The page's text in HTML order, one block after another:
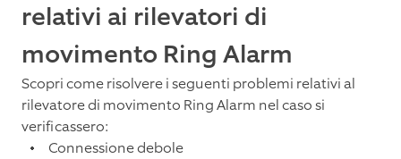
relativi ai rilevatori di
movimento Ring Alarm
Scopri come risolvere i seguenti problemi relativi al
rilevatore di movimento Ring Alarm nel caso si
verificassero:
Connessione debole